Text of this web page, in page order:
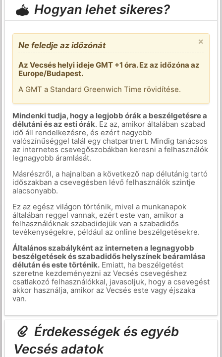
Hogyan lehet sikeres?
×
Ne feledje az időzónát
Az Vecsés helyi ideje GMT +1 óra. Ez az időzóna az
Europe/Budapest.
A GMT a Standard Greenwich Time rövidítése.
Mindenki tudja, hogy a legjobb órák a beszélgetésre a
délutáni és az esti órák. Ez az, amikor általában szabad
idő áll rendelkezésre, és ezért nagyobb
valószínűséggel talál egy chatpartnert. Mindig tanácsos
az internetes csevegőszobákban keresni a felhasználók
legnagyobb áramlását.
Másrészről, a hajnalban a következő nap délutánig tartó
időszakban a csevegésben lévő felhasználók szintje
alacsonyabb.
Ez az egész világon történik, mivel a munkanapok
általában reggel vannak, ezért este van, amikor a
felhasználóknak szabadidejük van a szabadidős
tevékenységekre, például az online beszélgetésekre.
Általános szabályként az interneten a legnagyobb
beszélgetések és szabadidős helyszínek beáramlása
délután és este történik.Emiatt, ha beszélgetést
szeretne kezdeményezni az Vecsés csevegéshez
csatlakozó felhasználókkal, javasoljuk, hogy a csevegést
akkor használja, amikor az Vecsés este vagy éjszaka
van.
Érdekességek és egyéb
Vecsés adatok